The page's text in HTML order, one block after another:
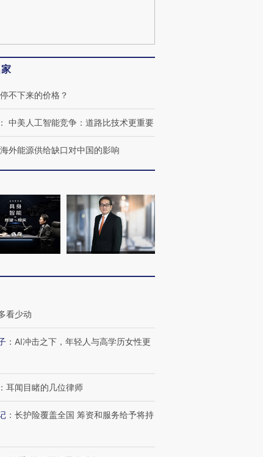
金
们甘
届链博
停不下来的价格？
： 中美人工智能竞争：道路比技术更重要
海外能源供给缺口对中国的影响
看少动
： AI冲击之下，年轻人与高学历女性更
： 耳闻目睹的几位律师
： 长护险覆盖全国 筹资和服务给予将持